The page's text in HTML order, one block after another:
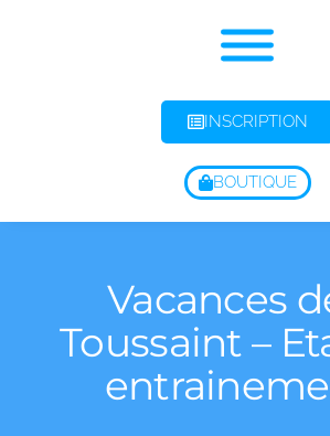
INSCRIPTION
BOUTIQUE
Vacances
Toussaint –